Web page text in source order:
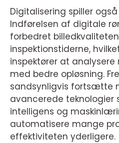
Digitalisering spiller
Indførelsen af digitale
forbedret
inspektionstiderne,
inspektører at
med bedre opløsning.
sandsynligvis fortsætte
avancerede teknologier
intelligens og
automatisere mange
effektiviteten yderligere.